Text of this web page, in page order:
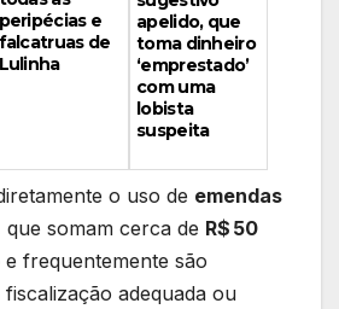
peripécias e
falcatruas de
Lulinha
apelido, que
toma dinheiro
‘emprestado’
com uma
lobista
suspeita
o uso de emendas
que somam cerca de R$ 50
e frequentemente são
adequada ou